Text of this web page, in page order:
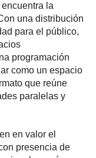
la
una distribución
para el público,
programación
como un espacio
que reúne
paralelas y
en valor el
presencia de